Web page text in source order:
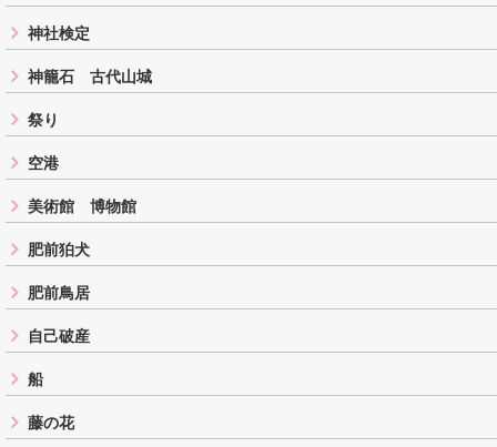
神社検定
神籠石 古代山城
祭り
空港
美術館 博物館
肥前狛犬
肥前鳥居
自己破産
船
藤の花